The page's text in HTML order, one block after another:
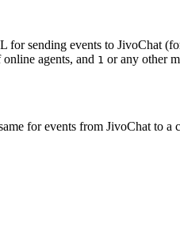
for sending events to JivoChat
online agents, and 1 or any other
for events from JivoChat to a